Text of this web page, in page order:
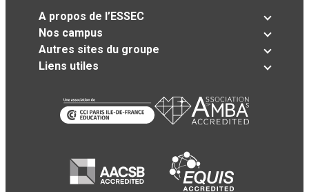
A propos de l’ESSEC
Nos campus
Autres sites du groupe
Liens utiles